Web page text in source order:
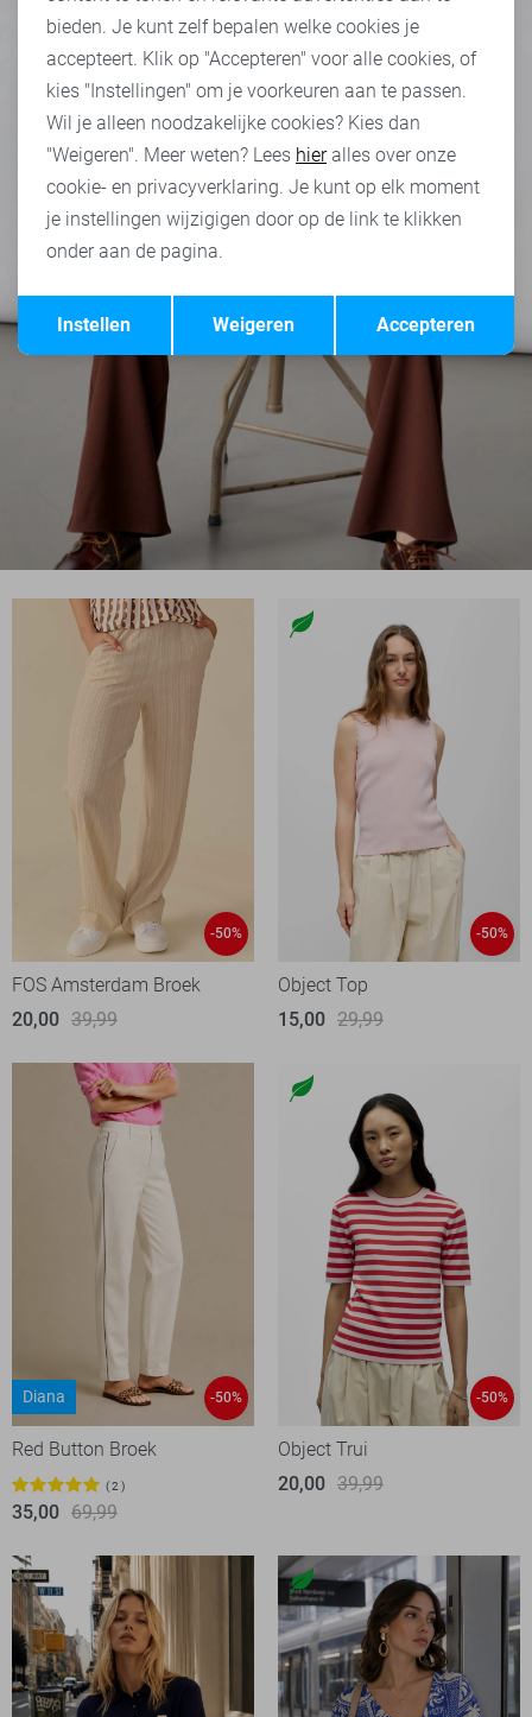
-50%
FOS Amsterdam Broek
20,00 39,99
-50%
Object Top
15,00 29,99
Diana -50%
Red Button Broek
2
35,00 69,99
-50%
Object Trui
20,00 39,99
Terug Opslaan
bieden. Je kunt zelf bepalen welke cookies je
accepteert. Klik op "Accepteren" voor alle cookies, of
kies "Instellingen" om je voorkeuren aan te passen.
Wil je alleen noodzakelijke cookies? Kies dan
"Weigeren". Meer weten? Lees hieralles over onze
cookie- en privacyverklaring. Je kunt op elk moment
je instellingen wijzigigen door op de link te klikken
onder aan de pagina.
Accepteren
Weigeren
Instellen